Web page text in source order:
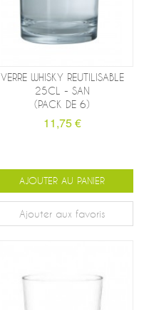
VERRE WHISKY REUTILISABLE
25CL - SAN
(PACK DE 6)
11,75 €
AJOUTER AU PANIER
Ajouter aux favoris